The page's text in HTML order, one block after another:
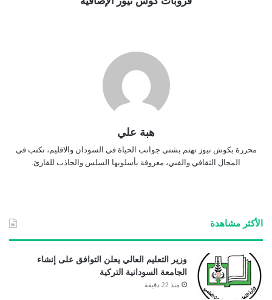
هبة علي
محررة بكوش نيوز تهتم بشتى جوانب الحياة في السودان والاقليم، تكتب في
المجال الثقافي والفني، معروفة بأسلوبها السلس والجاذب للقارئ.
الأكثر مشاهدة
وزير التعليم العالي يعلن التوافق على إنشاء
الجامعة السودانية التركية
منذ 22 دقيقة